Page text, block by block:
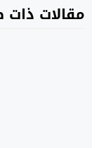
مقالات ذات